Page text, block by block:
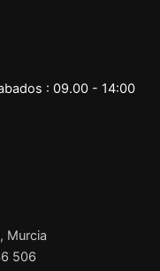
: 09.00 - 14:00
Murcia
506